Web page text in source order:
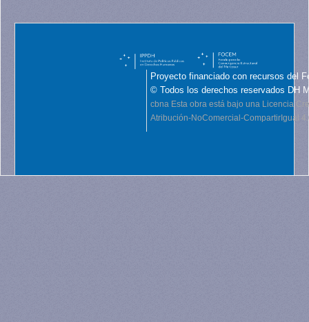
Proyecto financiado con recursos del
© Todos los derechos reservados DH
cbna Esta obra está bajo una Licencia
Atribución-NoComercial-CompartirIgual